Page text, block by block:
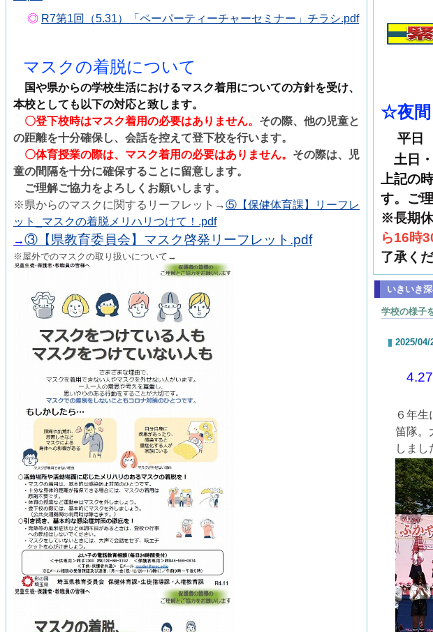
◎ R7第1回（5.31）「ペーパーティーチャーセミナー」チラシ.pdf
マスクの着脱について
国や県からの学校生活におけるマスク着用についての方針を受け、
本校としても以下の対応と致します。
〇登下校時はマスク着用の必要はありません。 その際、他の児童と
の距離を十分確保し、会話を控えて登下校を行います。
〇体育授業の際は、マスク着用の必要はありません。 その際は、児
童の間隔を十分に確保することに留意します。
ご理解ご協力をよろしくお願いします。
※県からのマスクに関するリーフレット→⑤【保健体育課】リーフレ
ット_マスクの着脱メリハリつけて！.pdf
→③【県教育委員会】マスク啓発リーフレット.pdf
※屋外でのマスクの取り扱いについて→
☆夜間
平日
土日・
上記の
す。ご
※長期
ら16時
了承くだ
いきいき
学校の様子
2025/04/
4.27
６年
笛隊。
しまし